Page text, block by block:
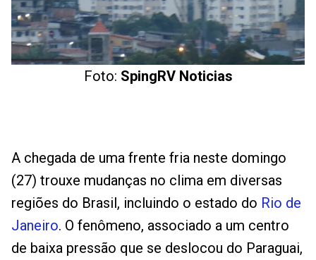
Foto: SpingRV Noticias
A chegada de uma frente fria neste domingo
(27) trouxe mudanças no clima em diversas
regiões do Brasil, incluindo o estado do Rio de
Janeiro. O fenômeno, associado a um centro
de baixa pressão que se deslocou do Paraguai,